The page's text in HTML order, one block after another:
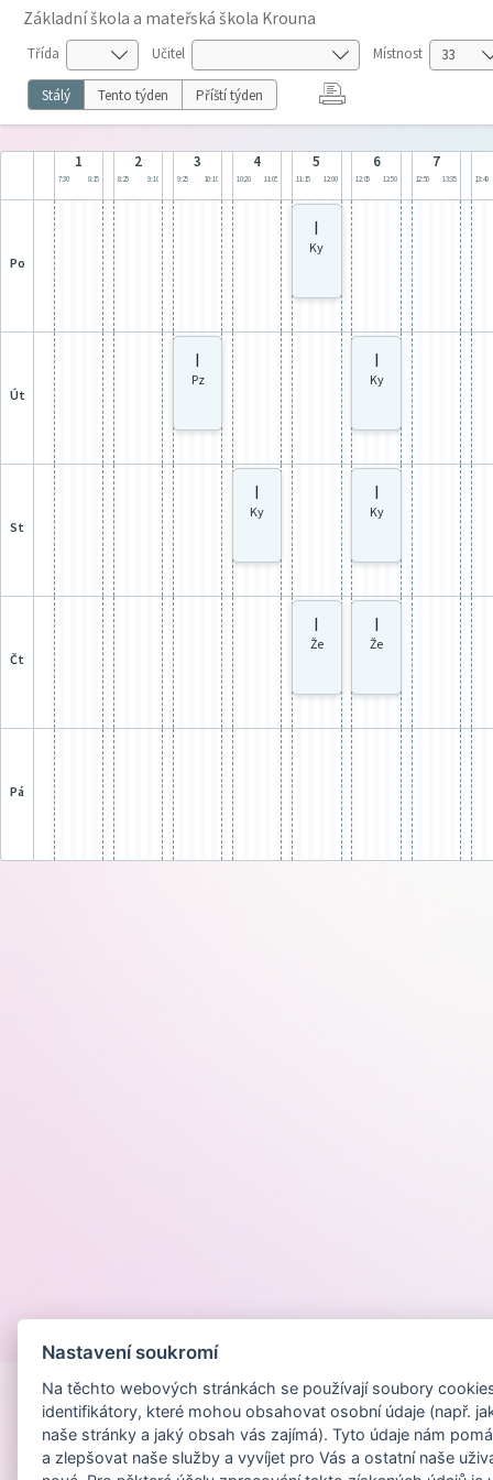
Základní škola a mateřská škola Krouna
Třída Učitel Místnost
Stálý Tento týden Příští týden
1
7:30 8:15
2
8:25 9:10
3
9:25 10:10
4
10:20 11:05
5
11:15 12:00
6
12:05 12:50
7
12:50 13:35 13:40
po
I
Ky
út
I
Pz
I
Ky
st
I
Ky
I
Ky
čt
I
Že
I
Že
pá
Nastavení soukromí
Na těchto webových stránkách se používají soubory
identifikátory, které mohou obsahovat osobní údaje (např.
naše stránky a jaký obsah vás zajímá). Tyto údaje nám
a zlepšovat naše služby a vyvíjet pro Vás a ostatní naše